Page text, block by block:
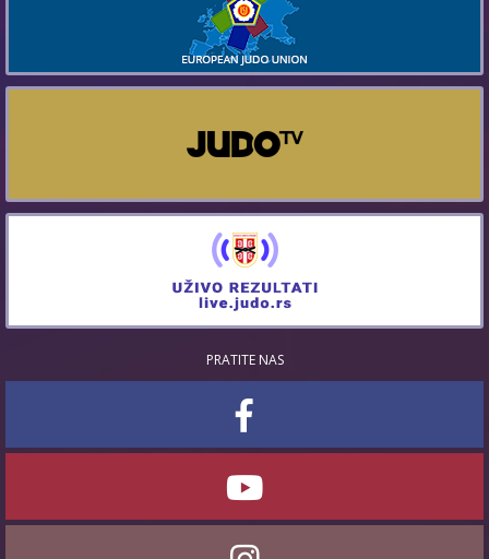
PRATITE NAS